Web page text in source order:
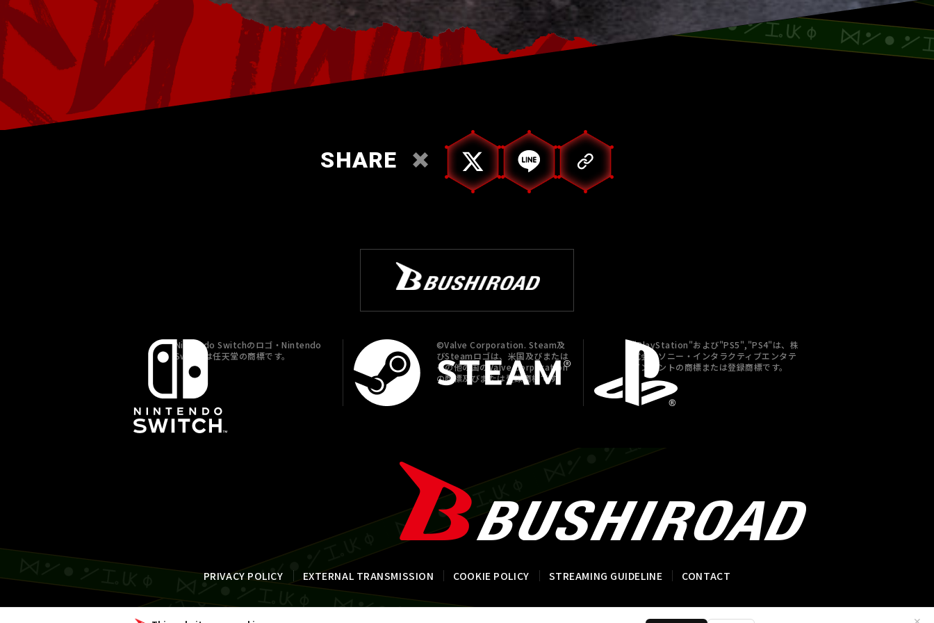
SHARE
Nintendo Switchのロゴ・Nintendo
Switchは任天堂の商標です。
©Valve Corporation. Steam及
びSteamロゴは、米国及びまたは
その他の国のValve Corporation
の商標及びまたは登録商標です。
"PlayStation"および"PS5","PS4"は、株
式会社ソニー・インタラクティブエンタテ
インメントの商標または登録商標です。
PRIVACY POLICY EXTERNAL TRANSMISSION COOKIE POLICY STREAMING GUIDELINE CONTACT